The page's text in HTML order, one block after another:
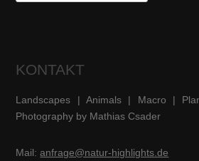
KONTAKT
Landscapes | Animals | Macro |
Photography by Mathias Csader
Mail:anfrage@natur-highlights.de